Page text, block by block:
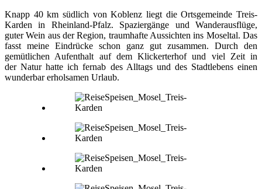
Knapp 40 km südlich von Koblenz liegt die Ortsgemeinde Treis-
Karden in Rheinland-Pfalz. Spaziergänge und Wanderausflüge,
guter Wein aus der Region, traumhafte Aussichten ins Moseltal. Das
fasst meine Eindrücke schon ganz gut zusammen. Durch den
gemütlichen Aufenthalt auf dem Klickerterhof und viel Zeit in
der Natur hatte ich fernab des Alltags und des Stadtlebens einen
wunderbar erholsamen Urlaub.